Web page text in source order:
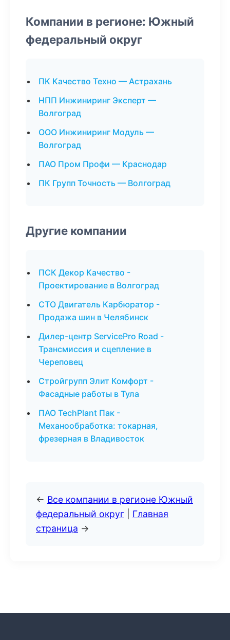
Компании в регионе: Южный
федеральный округ
ПК Качество Техно — Астрахань
НПП Инжиниринг Эксперт —
Волгоград
ООО Инжиниринг Модуль —
Волгоград
ПАО Пром Профи — Краснодар
ПК Групп Точность — Волгоград
Другие компании
ПСК Декор Качество -
Проектирование в Волгоград
СТО Двигатель Карбюратор -
Продажа шин в Челябинск
Дилер-центр ServicePro Road -
Трансмиссия и сцепление в
Череповец
Стройгрупп Элит Комфорт -
Фасадные работы в Тула
ПАО TechPlant Пак -
Механообработка: токарная,
фрезерная в Владивосток
← Все компании в регионе Южный
федеральный округ
Главная
страница →